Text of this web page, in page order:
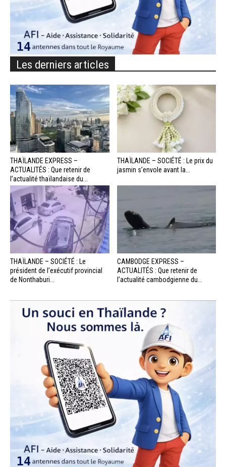
Les derniers articles
THAÏLANDE EXPRESS –
ACTUALITÉS : Que retenir de
l’actualité thaïlandaise du...
THAÏLANDE – SOCIÉTÉ : Le prix du
jasmin s’envole avant la...
THAÏLANDE – SOCIÉTÉ : Le
président de l’exécutif provincial
de Nonthaburi...
CAMBODGE EXPRESS –
ACTUALITÉS : Que retenir de
l’actualité cambodgienne du...